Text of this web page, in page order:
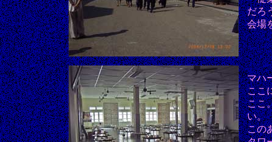
だろ
会場
マハ
ここ
ここ
い。
この